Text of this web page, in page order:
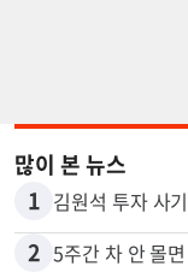
많이 본 뉴스
1 김원석 투자 사